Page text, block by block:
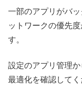
一部のアプリがバ
ットワークの優先
す。
設定のアプリ管理
最適化を確認してく